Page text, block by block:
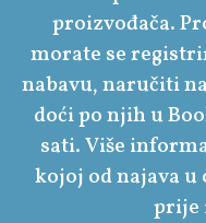
proizvođača.
morate se
nabavu, naručiti
doći po njih u
sati. Više
kojoj od najava
prije